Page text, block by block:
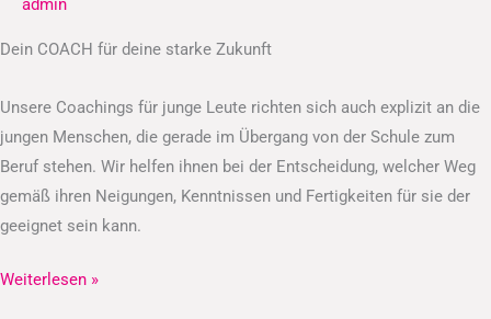
admin
Dein COACH für deine starke Zukunft
Unsere Coachings für junge Leute richten sich auch explizit an die
jungen Menschen, die gerade im Übergang von der Schule zum
Beruf stehen. Wir helfen ihnen bei der Entscheidung, welcher Weg
gemäß ihren Neigungen, Kenntnissen und Fertigkeiten für sie der
geeignet sein kann.
Weiterlesen »